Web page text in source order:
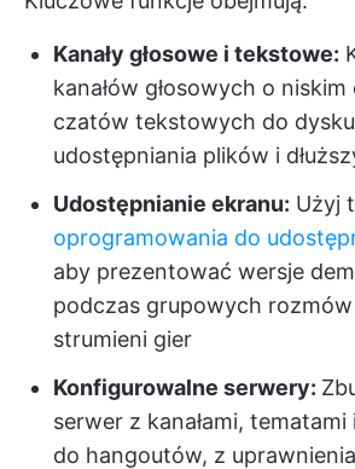
Kanały głosowe i tekstowe:
kanałów głosowych o
czatów tekstowych do
udostępniania plików i
Udostępnianie ekranu: Użyj
oprogramowania do
aby prezentować wersje
podczas grupowych
strumieni gier
Konfigurowalne serwery:
serwer z kanałami,
do hangoutów, z